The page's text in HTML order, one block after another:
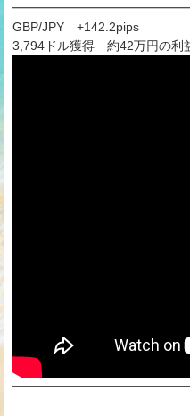
GBP/JPY +142.2pips
3,794ドル獲得 約42万円の利